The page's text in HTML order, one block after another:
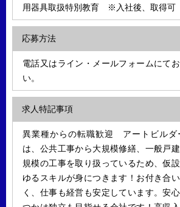
用器具取扱特別教育 ※入社後、取得可
応募方法
電話又はライン・メールフォームにて
い。
求人特記事項
異業種からの転職歓迎 アートビルダ
は、公共工事から大規模修繕、一般戸
規模の工事を取り扱っているため、仮
ゆるスキルが身につきます！お付き合
く、仕事も経営も安定しています。安